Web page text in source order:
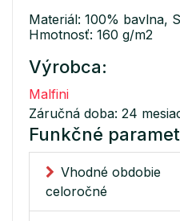
Materiál: 100% bavlna,
Hmotnosť: 160 g/m2
Výrobca:
Malfini
Záručná doba: 24
Funkčné
Vhodné obdobie
celoročné